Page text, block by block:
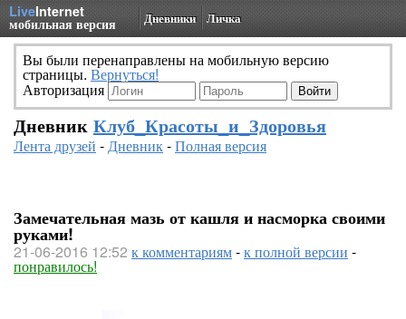
LiveInternet
мобильная версия Дневники Личка
Вы были перенаправлены на мобильную версию
страницы. Вернуться!
Авторизация
Дневник Клуб_Красоты_и_Здоровья
Лента друзей -Дневник-Полная версия
Замечательная мазь от кашля и насморка своими
руками!
21-06-2016 12:52 к комментариям-к полной версии -
понравилось!